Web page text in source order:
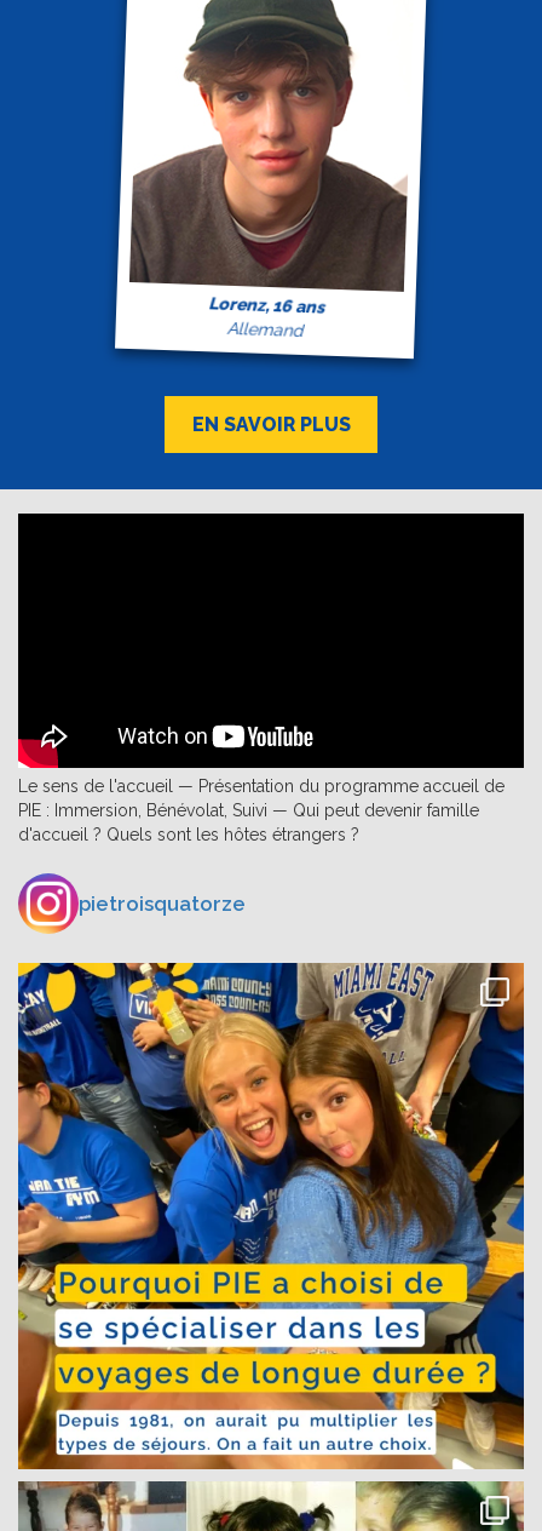
Lorenz, 16 ans
Allemand
EN SAVOIR PLUS
Le sens de l'accueil — Présentation du programme accueil de
PIE : Immersion, Bénévolat, Suivi — Qui peut devenir famille
d'accueil ? Quels sont les hôtes étrangers ?
pietroisquatorze